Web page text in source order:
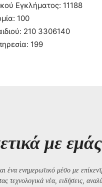
Εγκλήματος: 11188
100
210 3306140
199
με εμάς
ένα ενημερωτικό μέσο με
τεχνολογικά νέα, ειδήσεις,